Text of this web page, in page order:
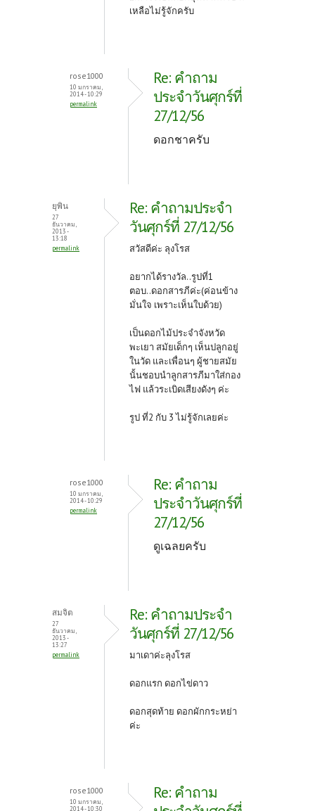
เหลือไม่รู้จักครับ
rose1000
10 มกราคม,
2014 - 10:29
permalink
Re: คำถาม
ประจำวันศุกร์ที่
27/12/56
ดอกชาครับ
ยุพิน
27
ธันวาคม,
2013 -
13:18
permalink
Re: คำถามประจำ
วันศุกร์ที่ 27/12/56
สวัสดีค่ะ ลุงโรส
อยากได้รางวัล..รูปที่1
ตอบ..ดอกสารภีค่ะ(ค่อนข้าง
มั่นใจ เพราะเห็นใบด้วย)
เป็นดอกไม้ประจำจังหวัด
พะเยา สมัยเด็กๆ เห็นปลูกอยู่
ในวัด และเพื่อนๆ ผู้ชายสมัย
นั้นชอบนำลูกสารภีมาใส่กอง
ไฟ แล้วระเบิดเสียงดังๆ ค่ะ
รูป ที่2 กับ 3 ไม่รู้จักเลยค่ะ
rose1000
10 มกราคม,
2014 - 10:29
permalink
Re: คำถาม
ประจำวันศุกร์ที่
27/12/56
ดูเฉลยครับ
สมจิต
27
ธันวาคม,
2013 -
13:27
permalink
Re: คำถามประจำ
วันศุกร์ที่ 27/12/56
มาเดาค่ะลุงโรส
ดอกแรก ดอกไข่ดาว
ดอกสุดท้าย ดอกผักกระหย่า
ค่ะ
rose1000
10 มกราคม,
2014 - 10:30
Re: คำถาม